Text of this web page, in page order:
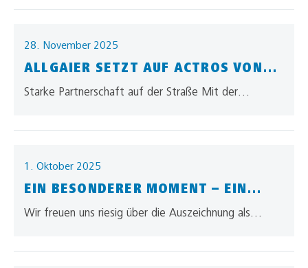
Start ins neue Jahr! Danke für ein…
28. November 2025
ALLGAIER SETZT AUF ACTROS VON
DAIMLER TRUCK
Starke Partnerschaft auf der Straße Mit der
Zugmaschinen setzen wir auf moderne Technik,
1. Oktober 2025
EIN BESONDERER MOMENT – EIN
Wir freuen uns riesig über die Auszeichnung als
langjährigen Kunden centrotherm.Der *Supplier